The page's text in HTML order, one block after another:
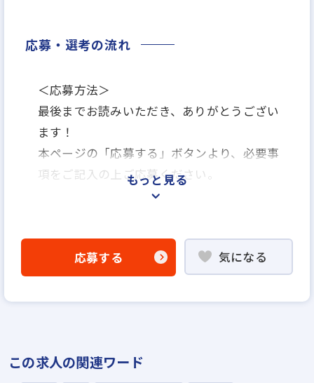
応募・選考の流れ
＜応募方法＞
最後までお読みいただき、ありがとうござい
ます！
本ページの「応募する」ボタンより、必要事
項をご記入の上ご応募ください。
「応募する」よりエントリー
WEB応募書類による書類選考
▼
内定
もっと見る
応募する 気になる
この求人の関連ワード